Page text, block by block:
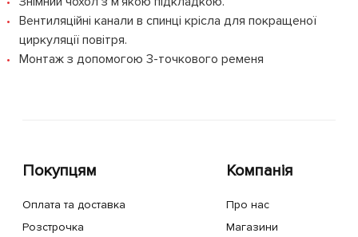
Вентиляційні канали в спинці крісла для покращеної
циркуляції повітря.
Монтаж з допомогою 3-точкового ременя
Покупцям
Оплата та доставка
Розстрочка
Компанія
Про нас
Магазини